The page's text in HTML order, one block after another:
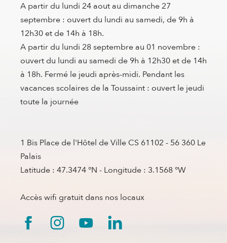
A partir du lundi 24 aout au dimanche 27
septembre : ouvert du lundi au samedi, de 9h à
12h30 et de 14h à 18h.
A partir du lundi 28 septembre au 01 novembre :
ouvert du lundi au samedi de 9h à 12h30 et de 14h
à 18h. Fermé le jeudi après-midi. Pendant les
vacances scolaires de la Toussaint : ouvert le jeudi
toute la journée
1 Bis Place de l'Hôtel de Ville CS 61102 - 56 360 Le
Palais
Latitude : 47.3474 °N - Longitude : 3.1568 °W
Accès wifi gratuit dans nos locaux